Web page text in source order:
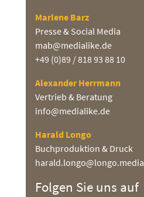
Marlene Barz
Presse & Social Media
mab@medialike.de
+49 (0)89 / 818 93 88 10
Alexander Herrmann
Vertrieb & Beratung
info@medialike.de
Harald Longo
Buchproduktion & Druck
harald.longo@longo.media
Folgen Sie uns auf